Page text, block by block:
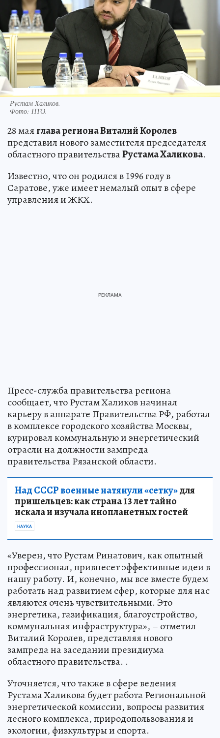
Рустам Халиков.
Фото: ПТО.
28 маяглава региона Виталий Королев
представил нового заместителя председателя
областного правительстваРустама Халикова.
Известно, что он родился в 1996 году в
Саратове, уже имеет немалый опыт в сфере
управления и ЖКХ.
Пресс-служба правительства региона
сообщает, что Рустам Халиков начинал
карьеру в аппарате Правительства РФ, работал
в комплексе городского хозяйства Москвы,
курировал коммунальную и энергетический
отрасли на должности зампреда
правительства Рязанской области.
Над СССР военные натянули «сетку»для
пришельцев: как страна 13 лет тайно
искала и изучала инопланетных гостей
НАУКА
«Уверен, что Рустам Ринатович, как опытный
профессионал, привнесет эффективные идеи в
нашу работу. И, конечно, мы все вместе будем
работать над развитием сфер, которые для нас
являются очень чувствительными. Это
энергетика, газификация, благоустройство,
коммунальная инфраструктура», – отметил
Виталий Королев, представляя нового
зампреда на заседании президиума
областного правительства. .
Уточняется, что также в сфере ведения
Рустама Халикова будет работа Региональной
энергетической комиссии, вопросы развития
лесного комплекса, природопользования и
экологии, физкультуры и спорта.